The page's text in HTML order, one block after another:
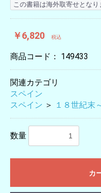
この書籍は海外取寄せとなり
￥6,820 税込
商品コード： 149433
関連カテゴリ
スペイン
スペイン ＞ １８世紀末
数量
カ